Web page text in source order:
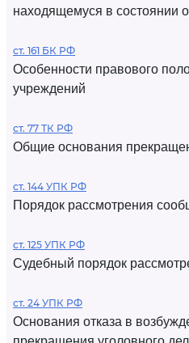
находящемуся в состоянии
ст. 161 БК РФ
Особенности правового
учреждений
ст. 77 ТК РФ
Общие основания
ст. 144 УПК РФ
Порядок рассмотрения
ст. 125 УПК РФ
Судебный порядок
ст. 24 УПК РФ
Основания отказа в